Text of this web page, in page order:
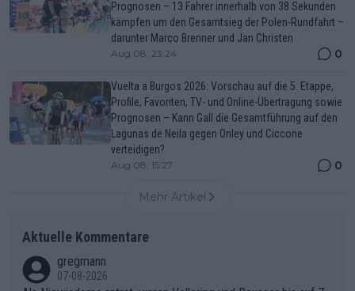
Prognosen – 13 Fahrer innerhalb von 38 Sekunden
kämpfen um den Gesamtsieg der Polen-Rundfahrt –
darunter Marco Brenner und Jan Christen
Aug 08, 23:24 0
Vuelta a Burgos 2026: Vorschau auf die 5. Etappe,
Profile, Favoriten, TV- und Online-Übertragung sowie
Prognosen – Kann Gall die Gesamtführung auf den
Lagunas de Neila gegen Onley und Ciccone
verteidigen?
Aug 08, 15:27 0
Mehr Artikel
Aktuelle Kommentare
gregmann
07-08-2026